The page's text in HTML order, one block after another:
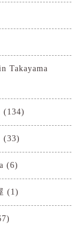
Takayama
(134)
(33)
(6)
(1)